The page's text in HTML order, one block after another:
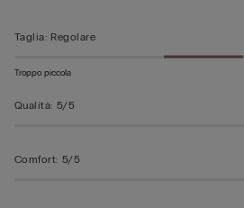
Taglia: Regolare
Troppo piccola
Qualità: 5/5
Comfort: 5/5